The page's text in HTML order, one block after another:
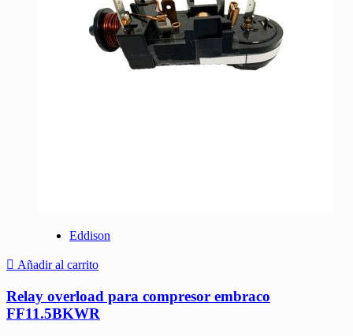
Eddison
Añadir al carrito
Relay overload para compresor embraco
FF11.5BKWR